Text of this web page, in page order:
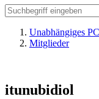
Unabhängiges
Mitglieder
itunubidiol